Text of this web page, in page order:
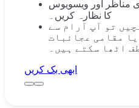
مناظر اور ویسویوس
کا نظارہ کریں۔
تو آپ آرام سے
مقامی عجائبات
اٹھا سکتے ہیں۔
ابھی بک کریں